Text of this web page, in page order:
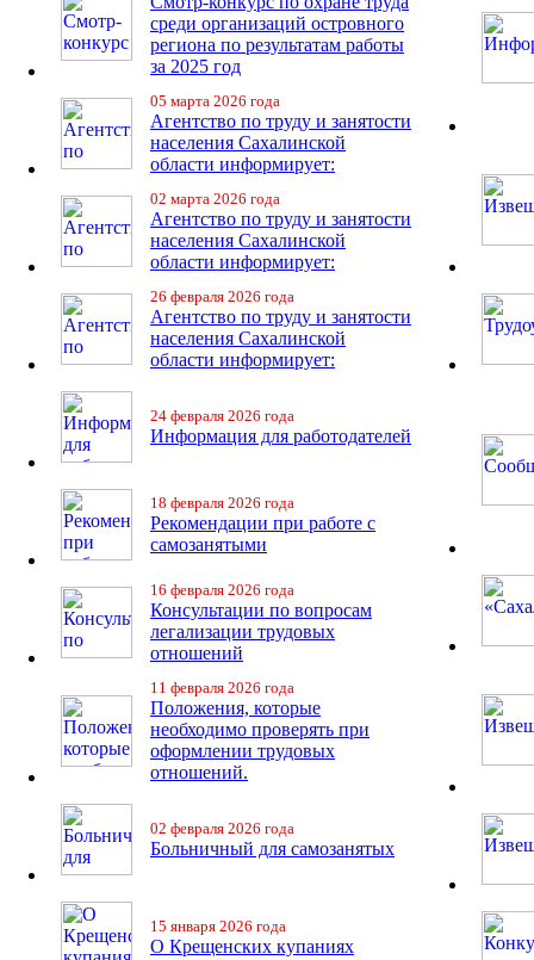
среди организаций островного
региона по результатам работы
за 2025 год
05 марта 2026 года
Агентство по труду и занятости
населения Сахалинской
области информирует:
02 марта 2026 года
Агентство по труду и занятости
населения Сахалинской
области информирует:
26 февраля 2026 года
Агентство по труду и занятости
населения Сахалинской
области информирует:
24 февраля 2026 года
Информация для работодателей
18 февраля 2026 года
Рекомендации при работе с
самозанятыми
16 февраля 2026 года
Консультации по вопросам
легализации трудовых
отношений
11 февраля 2026 года
Положения, которые
необходимо проверять при
оформлении трудовых
отношений.
02 февраля 2026 года
Больничный для самозанятых
15 января 2026 года
О Крещенских купаниях